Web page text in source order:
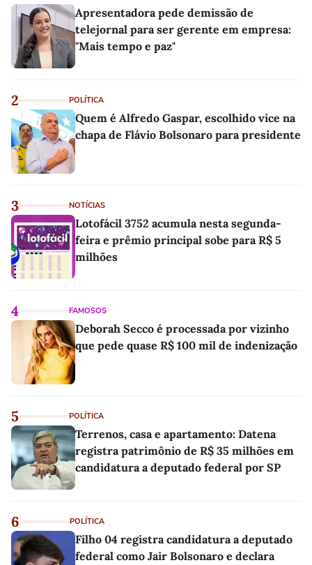
Apresentadora pede demissão de
telejornal para ser gerente em empresa:
"Mais tempo e paz"
2 POLÍTICA
Quem é Alfredo Gaspar, escolhido vice na
chapa de Flávio Bolsonaro para presidente
3 NOTÍCIAS
Lotofácil 3752 acumula nesta segunda-
feira e prêmio principal sobe para R$ 5
milhões
4 FAMOSOS
Deborah Secco é processada por vizinho
que pede quase R$ 100 mil de indenização
5 POLÍTICA
Terrenos, casa e apartamento: Datena
registra patrimônio de R$ 35 milhões em
candidatura a deputado federal por SP
6 POLÍTICA
Filho 04 registra candidatura a deputado
federal como Jair Bolsonaro e declara